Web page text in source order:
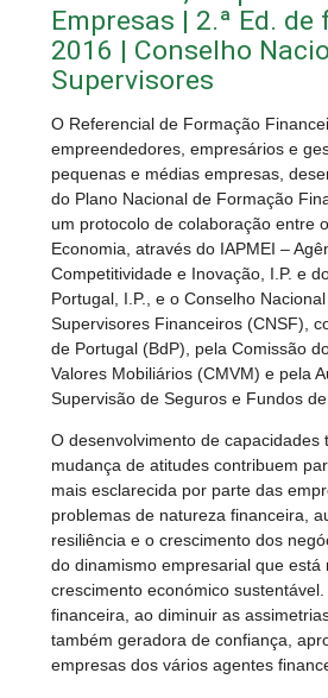
Empresas | 2.ª Ed. de
2016 | Conselho
Supervisores
O Referencial de Formação
empreendedores, empresários e
pequenas e médias empresas,
do Plano Nacional de Formação
um protocolo de colaboração entre
Economia, através do IAPMEI –
Competitividade e Inovação, I.P. e
Portugal, I.P., e o Conselho
Supervisores Financeiros (CNSF),
de Portugal (BdP), pela Comissão
Valores Mobiliários (CMVM) e pela
Supervisão de Seguros e Fundos
O desenvolvimento de capacidades
mudança de atitudes contribuem
mais esclarecida por parte das
problemas de natureza financeira,
resiliência e o crescimento dos
do dinamismo empresarial que está
crescimento económico sustentável.
financeira, ao diminuir as
também geradora de confiança,
empresas dos vários agentes